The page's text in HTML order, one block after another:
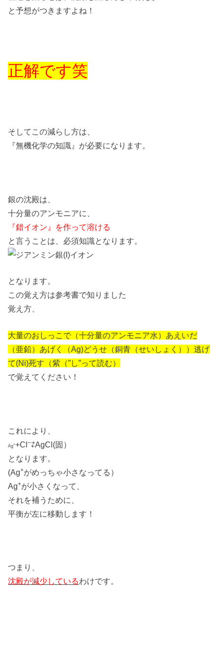
と予想がつきますよね！
正解です笑
そしてこの減らし方は、
『無機化学の知識』が必要になります。
銀の沈殿は、
十分量のアンモニアに、
『錯イオン』を作って溶ける
と言うことは、必須知識となります。
となります。
この覚え方は参考書で知りました
覚え方、
大量のおしっこで（十分量のアンモニア水）あえいだ
（亜鉛）あげく（Ag)どうせ（銅青（せいしょく））逃げ
て(Ni)死す（紫（”し”って読む）
で覚えてください！
これにより、
Ag++Cl–⇄AgCl(固）
となります。
(Ag+がめっちゃ小さなってる）
Ag+が小さくなって、
それを補うために、
平衡が左に移動します！
つまり、
沈殿が減少しているわけです。